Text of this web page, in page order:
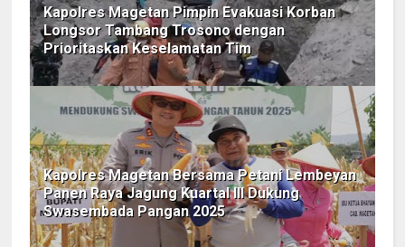
Kapolres Magetan Pimpin Evakuasi Korban
Longsor Tambang Trosono dengan
Prioritaskan Keselamatan Tim
Kapolres Magetan Bersama Petani Lembeyan
Panen Raya Jagung Kuartal III Dukung
Swasembada Pangan 2025